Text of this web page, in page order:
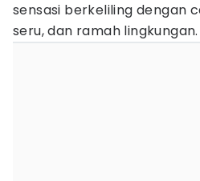
sensasi berkeliling dengan
seru, dan ramah lingkungan.